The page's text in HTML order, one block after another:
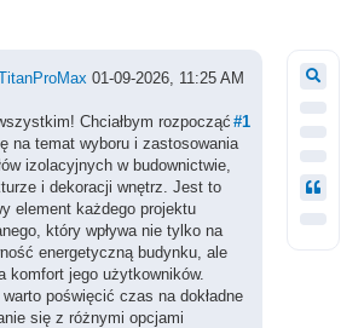
01-09-2026, 11:25 AM
#1
Chciałbym rozpocząć
na temat wyboru i zastosowania
izolacyjnych w budownictwie,
i dekoracji wnętrz. Jest to
element każdego projektu
który wpływa nie tylko na
energetyczną budynku, ale
komfort jego użytkowników.
warto poświęcić czas na dokładne
się z różnymi opcjami